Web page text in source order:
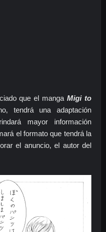
que el mangaMigi to
tendrá una adaptación
mayor información
el formato que tendrá la
el anuncio, el autor del